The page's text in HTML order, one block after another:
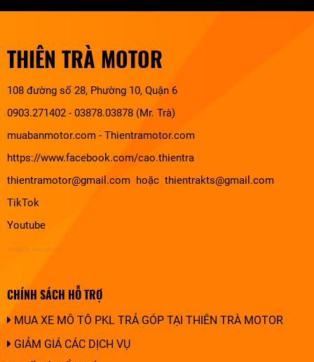
THIÊN TRÀ MOTOR
108 đường số 28, Phường 10, Quận 6
0903.271402 - 03878.03878 (Mr. Trà)
muabanmotor.com - Thientramotor.com
https://www.facebook.com/cao.thientra
thientramotor@gmail.com hoặc thientrakts@gmail.com
TikTok
Youtube
design by chuonghung
CHÍNH SÁCH HỖ TRỢ
MUA XE MÔ TÔ PKL TRẢ GÓP TẠI THIÊN TRÀ MOTOR
GIẢM GIÁ CÁC DỊCH VỤ